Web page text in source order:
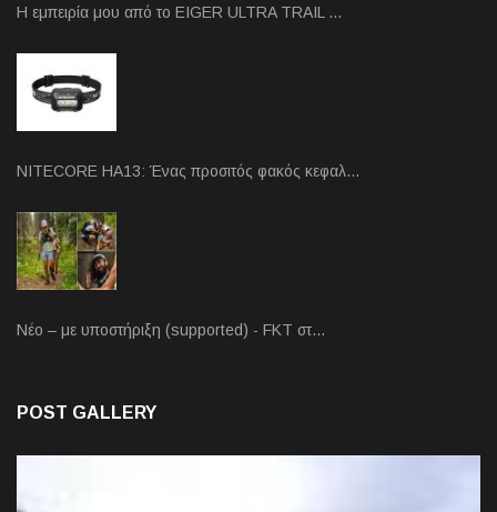
Η εμπειρία μου από το EIGER ULTRA TRAIL …
NITECORE HA13: Ένας προσιτός φακός κεφαλ…
Νέο – με υποστήριξη (supported) - FKT στ…
POST GALLERY